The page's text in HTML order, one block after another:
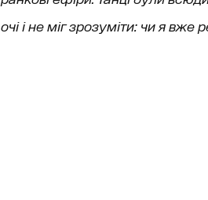
очі і не міг зрозуміти: чи я вже